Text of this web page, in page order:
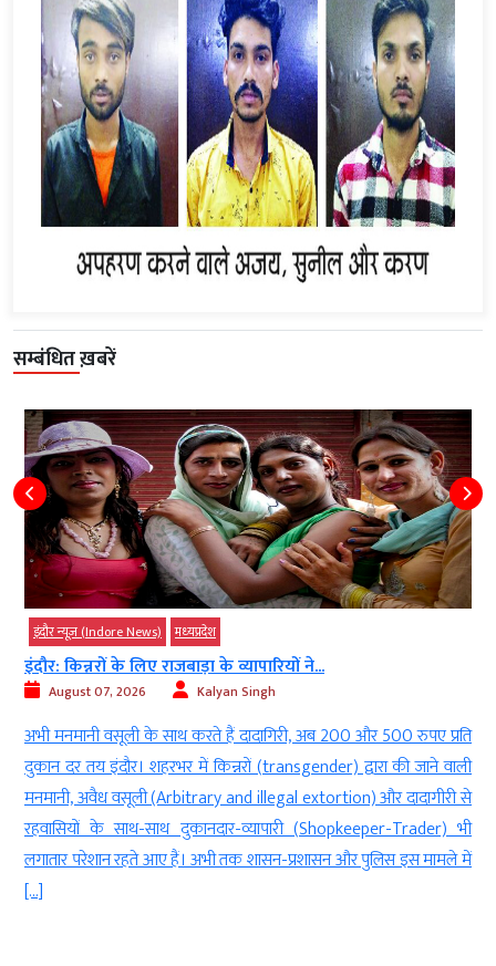
सम्बंधित ख़बरें
इंदौर न्यूज़ (Indore News) मध्‍यप्रदेश
इंदौर: किन्नरों के लिए राजबाड़ा के व्यापारियों ने...
August 07, 2026 Kalyan Singh
अभी मनमानी वसूली के साथ करते हैं दादागिरी, अब 200 और 500 रुपए प्रति
दुकान दर तय इंदौर। शहरभर में किन्नरों (transgender) द्वारा की जाने वाली
मनमानी, अवैध वसूली (Arbitrary and illegal extortion) और दादागीरी से
रहवासियों के साथ-साथ दुकानदार-व्यापारी (Shopkeeper-Trader) भी
लगातार परेशान रहते आए हैं। अभी तक शासन-प्रशासन और पुलिस इस मामले में
[…]